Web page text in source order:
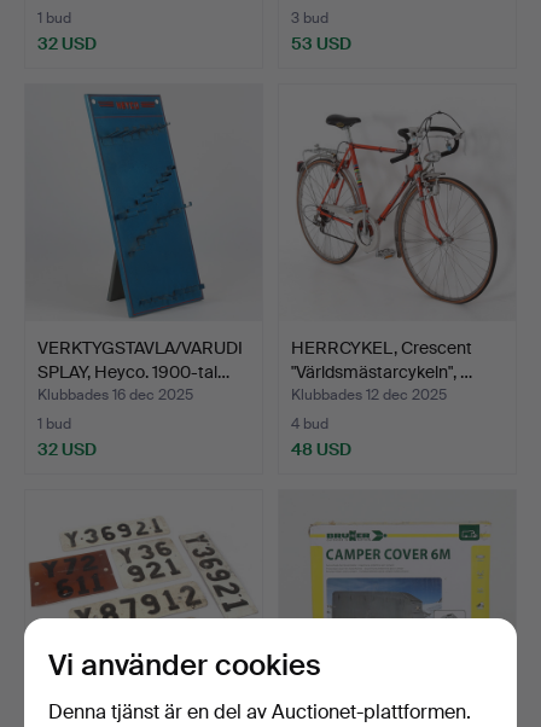
1 bud
32 USD
3 bud
53 USD
VERKTYGSTAVLA/VARUDI
SPLAY, Heyco. 1900-tal…
Klubbades 16 dec 2025
1 bud
32 USD
HERRCYKEL, Crescent
"Världsmästarcykeln", …
Klubbades 12 dec 2025
4 bud
48 USD
Vi använder cookies
Denna tjänst är en del av Auctionet-plattformen.